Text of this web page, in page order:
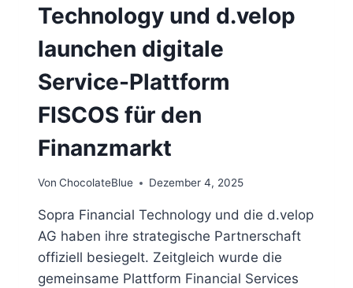
Technology und d.velop
launchen digitale
Service-Plattform
FISCOS für den
Finanzmarkt
Von ChocolateBlue Dezember 4, 2025
Sopra Financial Technology und die d.velop
AG haben ihre strategische Partnerschaft
offiziell besiegelt. Zeitgleich wurde die
gemeinsame Plattform Financial Services